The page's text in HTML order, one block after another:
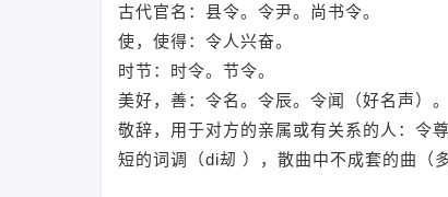
古代官名：县令。令尹。尚书令。
使，使得：令人兴奋。
时节：时令。节令。
美好，善：令名。令辰。令闻（好名声）。
敬辞，用于对方的亲属或有关系的人：令
短的词调（di刼 ），散曲中不成套的曲（